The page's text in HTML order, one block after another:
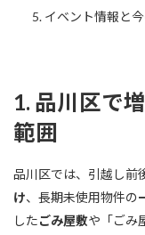
イベント情報と
1. 品川区で
範囲
品川区では、引越し前
け、長期未使用物件の
したごみ屋敷や「ごみ